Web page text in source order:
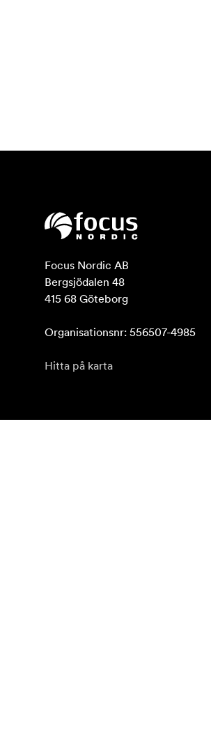
Focus Nordic AB
Bergsjödalen 48
415 68 Göteborg
Organisationsnr: 556507-4985
Hitta på karta